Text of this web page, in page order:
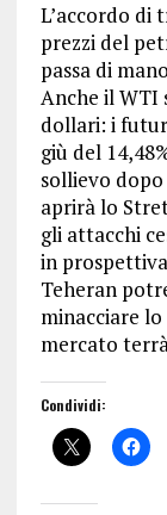
L’accordo di
prezzi del
passa di
Anche il WTI
dollari: i
giù del
sollievo
aprirà lo
gli attacchi
in
Teheran
minacciare
mercato
Condividi: